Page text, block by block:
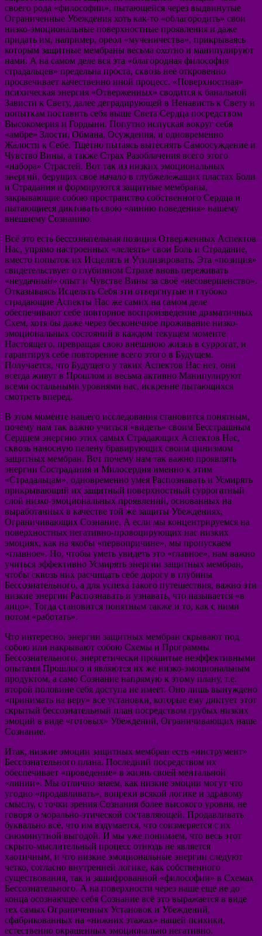
своего рода «философии», пытающейся через выдвинутые
Ограниченные Убеждения хоть как-то «облагородить» свои
низко-эмоциональные поверхностные проявления и даже
придать им, например, ореол «мученичества», прикрываясь
которым защитные мембраны весьма охотно и манипулируют
нами. А на самом деле вся эта «благородная философия
страдальцев» предельна проста, сквозь неё откровенно
просвечивает качественно иной процесс. «Поверхностная»
психическая энергия «Отверженных» сводится к банальной
Зависти к Свету, далее деградирующей в Ненависть к Свету и
попыткам поставить себя выше Света Сердца посредством
Высокомерия и Гордыни. Попутно испуская вокруг себя
«амбре» Злости, Обмана, Осуждения, и одновременно
Жалости к Себе. Тщетно пытаясь вытеснять Самоосуждение и
Чувство Вины, а также Страх Разоблачения всего этого
«набора» Страстей. Вот так из низких эмоциональных
энергий, берущих своё начало в глубжележащих пластах Боли
и Страдания и формируются защитные мембраны,
закрывающие собою пространство собственного Сердца и
пытающиеся диктовать свою «линию поведения» нашему
внешнему Сознанию.
Всё это есть бессознательная позиция Отверженных Аспектов
Нас, упрямо настроенных «лелеять» свои Боль и Страдание,
вместо попыток их Исцелять и Утилизировать. Эта «позиция»
свидетельствует о глубинном Страхе вновь переживать
«неудачный» опыт и Чувстве Вины за своё «несовершенство».
Отказываясь Исцелять Себя эти отвергнутые и глубоко
страдающие Аспекты Нас же самих на самом деле
обеспечивают себе повторное воспроизведение драматичных
Схем, хотя бы даже через бесконечное проживание низко-
эмоциональных состояний в каждом текущем моменте
Настоящего, превращая свою внешнюю жизнь в суррогат, и
гарантируя себе повторение всего этого в Будущем.
Получается, что Будущего у таких Аспектов Нас нет, они
всегда живут в Прошлом и весьма активно Манипулируют
всеми остальными уровнями нас, искренне пытающихся
смотреть вперед.
В этом моменте нашего исследования становится понятным,
почему нам так важно учиться «видеть» своим Бесстрашным
Сердцем энергию этих самых Страдающих Аспектов Нас,
сквозь наносную пелену бравирующих своим цинизмом
защитных мембран. Вот почему нам так важно проявлять
энергии Сострадания и Милосердия именно к этим
«Страдальцам», одновременно умея Распознавать и Усмирять
прикрывающий их защитный поверхностный суррогатный
слой низко-эмоциональных проявлений, основанных на
выработанных в качестве той же защиты Убеждениях,
Ограничивающих Сознание. А если мы концентрируемся на
поверхностных негативно-провоцирующих нас низких
эмоциях, как на якобы «первопричине», мы пропускаем
«главное». Но, чтобы уметь увидеть это «главное», нам важно
учиться эффективно Усмирять энергии защитных мембран,
чтобы сквозь них расчищать себе дорогу в глубины
Бессознательного, а для успеха такого путешествия, важно эти
низкие энергии Распознавать и узнавать, что называется «в
лицо». Тогда становится понятным также и то, как с ними
потом «работать».
Что интересно, энергии защитных мембран скрывают под
собою или накрывают собою Схемы и Программы
Бессознательного, энергетически прошитые неэффективными
опытами Прошлого и являются их же низко-эмоциональным
продуктом, а само Сознание напрямую к этому плану, т.е.
второй половине себя доступа не имеет. Оно лишь вынуждено
«принимать на веру» все установки, которые ему диктует этот
скрытый бессознательный план посредством грубых низких
эмоций в виде «готовых» Убеждений, Ограничивающих наше
Сознание.
Итак, низкие эмоции защитных мембран есть «инструмент»
Бессознательного плана. Последний посредством их
обеспечивает «проведение» в жизнь своей ментальной
«линии». Мы отлично знаем, как низкие эмоции могут что
угодно «продавливать», вопреки всякой логике и здравому
смыслу, с точки зрения Сознания более высокого уровня, не
говоря о морально-этической составляющей. Продавливать
буквально всё, что им вздумается, что соизмеряется с их
сиюминутной выгодой. И мы уже понимаем, что весь этот
скрыто-мыслительный процесс отнюдь не является
хаотичным, и что низкие эмоциональные энергии следуют
четко, согласно внутренней логике, как собственного
существования, так и зашифрованной «философии» в Схемах
Бессознательного. А на поверхности через наше еще не до
конца осознающее себя Сознание всё это выражается в виде
тех самых Ограниченных Установок и Убеждений,
сфабрикованных на «нижних этажах» нашей психики,
естественно окрашенных эмоционально негативно.